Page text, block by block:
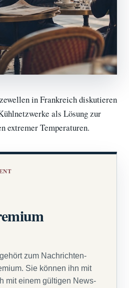
in Frankreich diskutieren
als Lösung zur
extremer Temperaturen.
zum Nachrichten-
Sie können ihn mit
mit einem gültigen News-